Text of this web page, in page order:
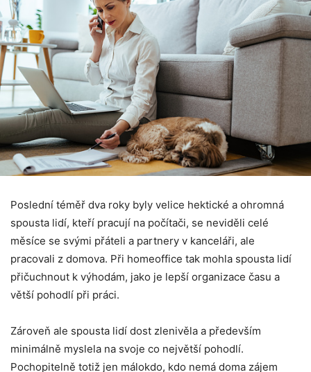
Poslední téměř dva roky byly velice hektické a ohromná
spousta lidí, kteří pracují na počítači, se neviděli celé
měsíce se svými přáteli a partnery v kanceláři, ale
pracovali z domova. Při homeoffice tak mohla spousta lidí
přičuchnout k výhodám, jako je lepší organizace času a
větší pohodlí při práci.
Zároveň ale spousta lidí dost zlenivěla a především
minimálně myslela na svoje co největší pohodlí.
Pochopitelně totiž jen málokdo, kdo nemá doma zájem